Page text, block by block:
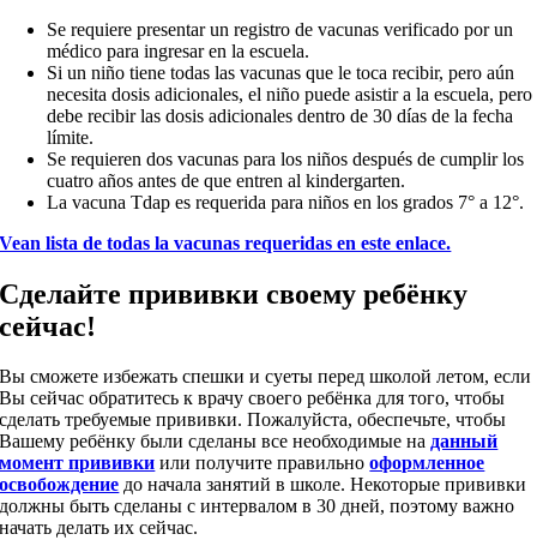
Se requiere presentar un registro de vacunas verificado por un
médico para ingresar en la escuela.
Si un niño tiene todas las vacunas que le toca recibir, pero aún
necesita dosis adicionales, el niño puede asistir a la escuela, pero
debe recibir las dosis adicionales dentro de 30 días de la fecha
límite.
Se requieren dos vacunas para los niños después de cumplir los
cuatro años antes de que entren al kindergarten.
La vacuna Tdap es requerida para niños en los grados 7° a 12°.
Vean lista de todas la vacunas requeridas en este enlace.
Сделайте прививки своему ребёнку
сейчас!
Вы сможете избежать спешки и суеты перед школой летом, если
Вы сейчас обратитесь к врачу своего ребёнка для того, чтобы
сделать требуемые прививки. Пожалуйста, обеспечьте, чтобы
Вашему ребёнку были сделаны все необходимые наданный
момент прививки или получите правильнооформленное
освобождение до начала занятий в школе. Некоторые прививки
должны быть сделаны с интервалом в 30 дней, поэтому важно
начать делать их сейчас.